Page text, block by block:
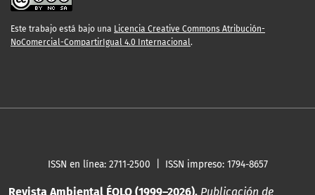
Este trabajo está bajo una Licencia Creative Commons Atribución-
NoComercial-CompartirIgual 4.0 Internacional.
ISSN en línea: 2711-2500 | ISSN impreso: 1794-8657
Revista Ambiental ÉOLO (1999–2026). Publicación de